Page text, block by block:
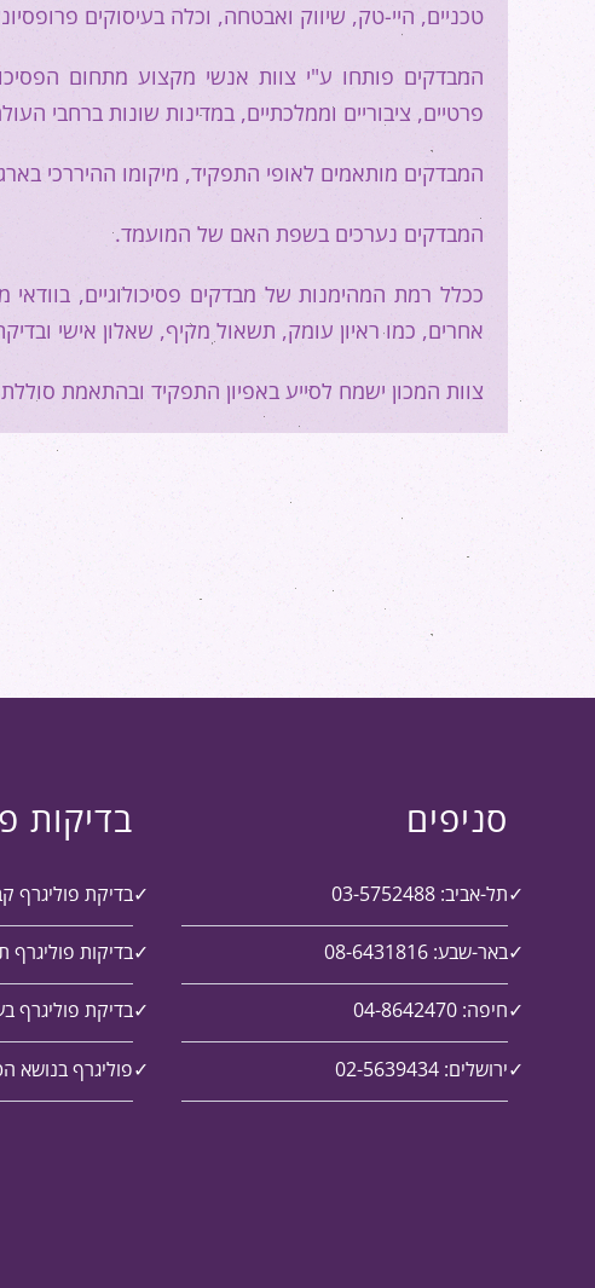
טכניים, היי-טק, שיווק ואבטחה, וכלה בעיסוקים
המבדקים פותחו ע"י צוות אנשי מקצוע מתחום
פרטיים, ציבוריים וממלכתיים, במדינות שונות ברחבי
המבדקים מותאמים לאופי התפקיד, מיקומו ההיררכי
המבדקים נערכים בשפת האם של המועמד.
ככלל רמת המהימנות של מבדקים פסיכולוגיים,
אחרים, כמו ראיון עומק, תשאול מקיף, שאלון אישי
צוות המכון ישמח לסייע באפיון התפקיד ובהתאמת
סניפים
תל-אביב: 03-5752488
באר-שבע: 08-6431816
חיפה: 04-8642470
ירושלים: 02-5639434
בדיקות
בדיקת פוליגרף
בדיקות פוליגרף
בדיקת פוליגרף
פוליגרף בנושא